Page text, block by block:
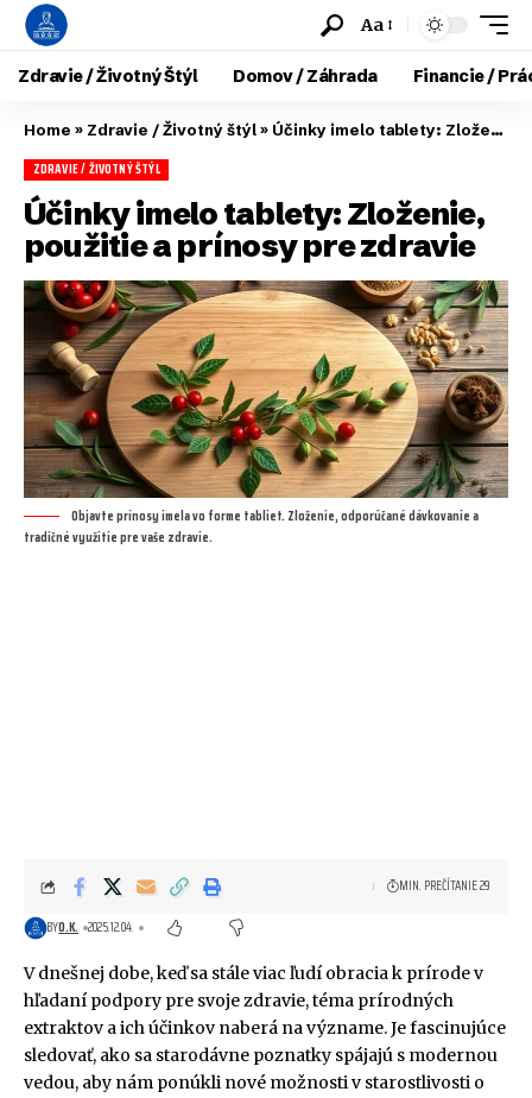
Aa
Zdravie / Životný Štýl Domov / Záhrada Financie /
Home » Zdravie / Životný štýl» Účinky imelo tablety: Zloženie, použitie a prínosy pre zdravie
ZDRAVIE / ŽIVOTNÝ ŠTÝL
Účinky imelo tablety: Zloženie,
použitie a prínosy pre zdravie
Objavte prínosy imela vo forme tabliet. Zloženie, odporúčané dávkovanie a
tradičné využitie pre vaše zdravie.
BYO.K. 2025.12.04.
MIN. PREČÍTANIE 29
V dnešnej dobe, keď sa stále viac ľudí obracia k prírode v
hľadaní podpory pre svoje zdravie, téma prírodných
extraktov a ich účinkov naberá na význame. Je fascinujúce
sledovať, ako sa starodávne poznatky spájajú s modernou
vedou, aby nám ponúkli nové možnosti v starostlivosti o